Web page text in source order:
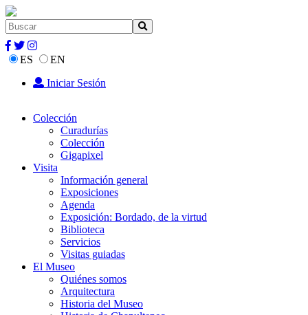
ES
EN
Iniciar Sesión
Colección
Curadurías
Colección
Gigapixel
Visita
Información general
Exposiciones
Agenda
Exposición: Bordado, de la virtud
Biblioteca
Servicios
Visitas guiadas
El Museo
Quiénes somos
Arquitectura
Historia del Museo